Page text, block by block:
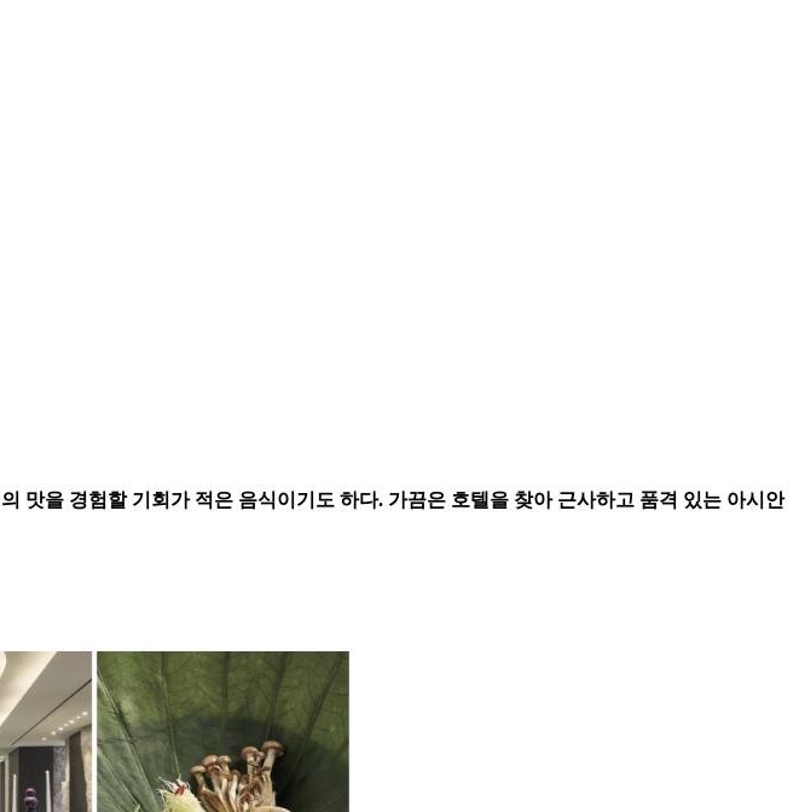
맛을 경험할 기회가 적은 음식이기도 하다. 가끔은 호텔을 찾아 근사하고 품격 있는 아시안